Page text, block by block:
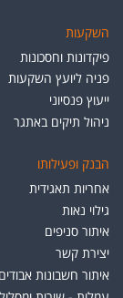
השקעות
פיקדונות וחסכונות
פניה ליועץ השקעות
ייעוץ פנסיוני
ניהול תיקים באתגר
הבנק ופעילותו
אחריות תאגידית
גילוי נאות
איתור סניפים
יצירת קשר
איתור חשבונות אבודים